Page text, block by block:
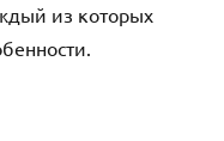
из которых